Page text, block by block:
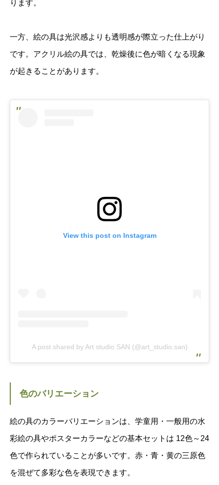
ります。
一方、絵の具は光沢感よりも透明感が際立った仕上がり
です。アクリル絵の具では、乾燥後に色が暗くなる現象
が起きることがあります。
View this post on Instagram
A post shared by Art studio SAN (@art_studio.san)
色のバリエーション
絵の具のカラーバリエーションは、学童用・一般用の水
彩絵の具やポスターカラーなどの基本セットは 12色～24
色で作られていることが多いです。赤・青・黄の三原色
を混ぜて多彩な色を表現できます。